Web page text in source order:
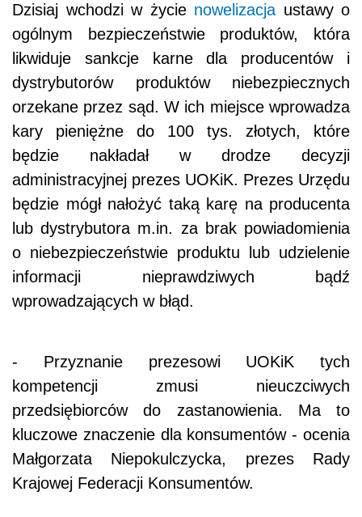
Dzisiaj wchodzi w życie nowelizacja ustawy o
ogólnym bezpieczeństwie produktów, która
likwiduje sankcje karne dla producentów i
dystrybutorów produktów niebezpiecznych
orzekane przez sąd. W ich miejsce wprowadza
kary pieniężne do 100 tys. złotych, które
będzie nakładał w drodze decyzji
administracyjnej prezes UOKiK. Prezes Urzędu
będzie mógł nałożyć taką karę na producenta
lub dystrybutora m.in. za brak powiadomienia
o niebezpieczeństwie produktu lub udzielenie
informacji nieprawdziwych bądź
wprowadzających w błąd.
- Przyznanie prezesowi UOKiK tych
kompetencji zmusi nieuczciwych
przedsiębiorców do zastanowienia. Ma to
kluczowe znaczenie dla konsumentów - ocenia
Małgorzata Niepokulczycka, prezes Rady
Krajowej Federacji Konsumentów.